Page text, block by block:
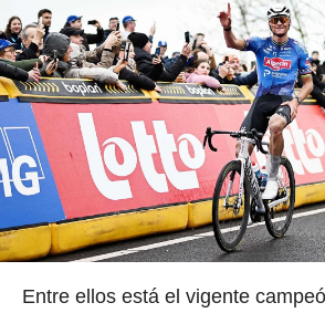
Entre ellos está el vigente